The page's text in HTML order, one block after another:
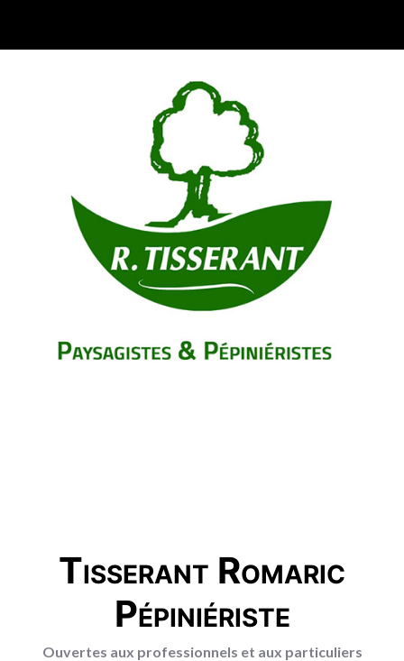
Tisserant Romaric
Pépiniériste
Ouvertes aux professionnels et aux particuliers